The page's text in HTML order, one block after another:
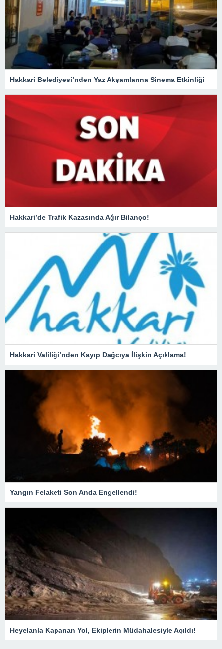
Hakkari Belediyesi’nden Yaz Akşamlarına Sinema Etkinliği
Hakkari’de Trafik Kazasında Ağır Bilanço!
Hakkari Valiliği’nden Kayıp Dağcıya İlişkin Açıklama!
Yangın Felaketi Son Anda Engellendi!
Heyelanla Kapanan Yol, Ekiplerin Müdahalesiyle Açıldı!